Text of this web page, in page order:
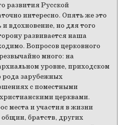
развития Русской
интересно. Опять же это
вдохновение, но для того
развивается наша
Вопросов церковного
много: на
уровне, приходском
рода зарубежных
с поместными
церквами.
места и участия в жизни
братств, других